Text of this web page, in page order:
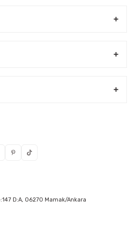
D:A, 06270 Mamak/Ankara